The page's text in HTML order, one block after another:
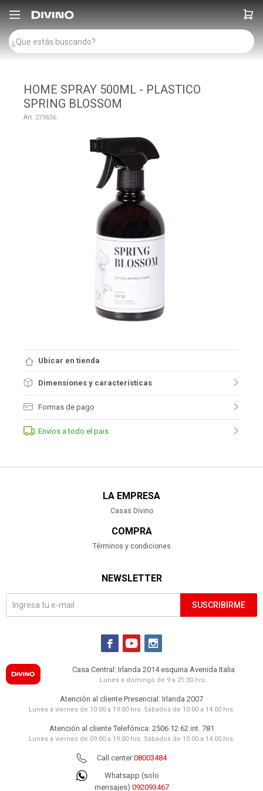

HOME SPRAY 500ML - PLASTICO
SPRING BLOSSOM
279656
Ubicar en tienda
Dimensiones y características
Formas de pago
Envíos a todo el pais
LA EMPRESA
Casas Divino
COMPRA
Términos y condiciones
NEWSLETTER
SUSCRIBIRME
  
Casa Central: Irlanda 2014 esquina Avenida Italia
Lunes a domingo de 9 a 21:30 hrs.
Atención al cliente Presencial: Irlanda 2007
Lunes a viernes de 10:00 a 19:00 hrs. Sábados de 10:00 a 14:00 hrs.
Atención al cliente Telefónica: 2506 12 62 int. 781
Lunes a viernes de 09:00 a 19:00 hrs. Sábados de 10:00 a 14:00 hrs.
Call center08003484
Whatsapp (solo
mensajes) 092093467